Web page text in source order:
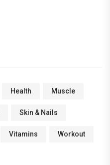
Health Muscle
Skin & Nails
Vitamins Workout